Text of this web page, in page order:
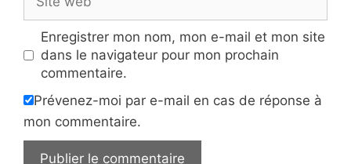
web
Enregistrer mon nom, mon e-mail et mon site
dans le navigateur pour mon prochain
commentaire.
Prévenez-moi par e-mail en cas de réponse à
mon commentaire.